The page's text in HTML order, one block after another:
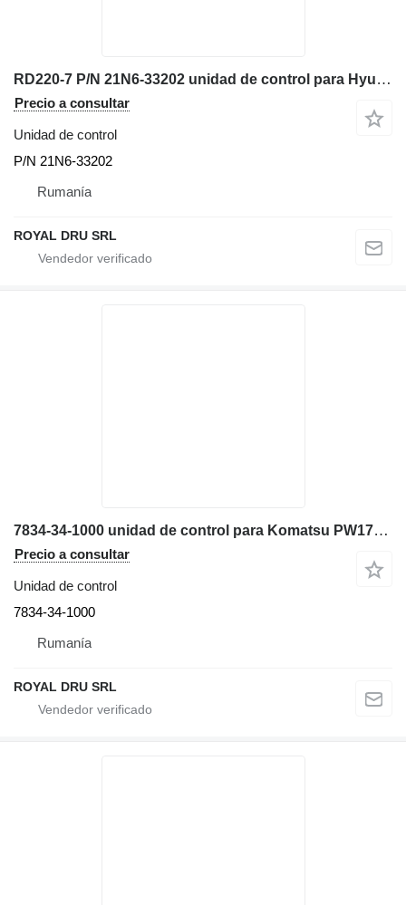
RD220-7 P/N 21N6-33202 unidad de control para Hyundai excavadora
Precio a consultar
Unidad de control
P/N 21N6-33202
Rumanía
ROYAL DRU SRL
7834-34-1000 unidad de control para Komatsu PW170-6 excavadora
Precio a consultar
Unidad de control
7834-34-1000
Rumanía
ROYAL DRU SRL